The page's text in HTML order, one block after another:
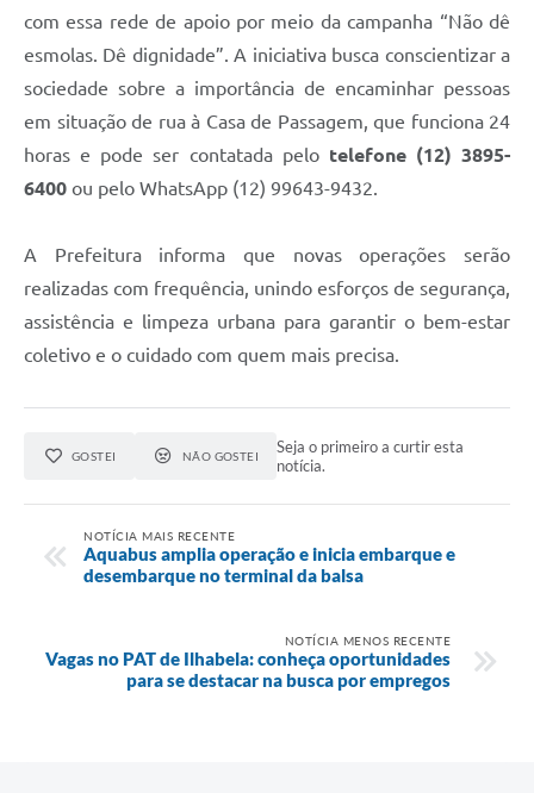
com essa rede de apoio por meio da campanha “Não dê
esmolas. Dê dignidade”. A iniciativa busca conscientizar a
sociedade sobre a importância de encaminhar pessoas
em situação de rua à Casa de Passagem, que funciona 24
horas e pode ser contatada pelo telefone (12) 3895-
6400 ou pelo WhatsApp (12) 99643-9432.
A Prefeitura informa que novas operações serão
realizadas com frequência, unindo esforços de segurança,
assistência e limpeza urbana para garantir o bem-estar
coletivo e o cuidado com quem mais precisa.
GOSTEI NÃO GOSTEI
Seja o primeiro a curtir esta
notícia.
NOTÍCIA MAIS RECENTE
Aquabus amplia operação e inicia embarque e
desembarque no terminal da balsa
NOTÍCIA MENOS RECENTE
Vagas no PAT de Ilhabela: conheça oportunidades
para se destacar na busca por empregos